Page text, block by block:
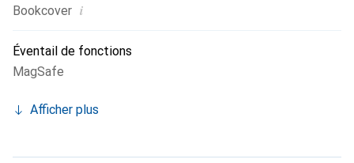
Bookcover i
Éventail de fonctions
MagSafe
Afficher plus